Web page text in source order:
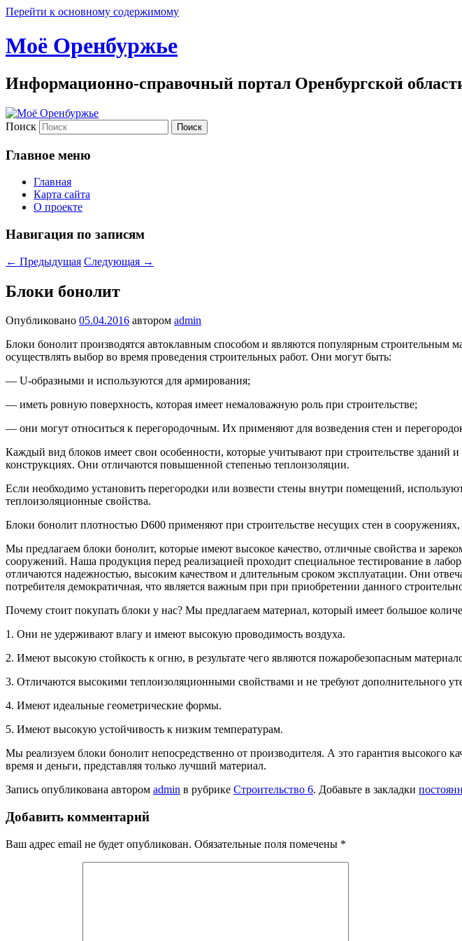
Перейти к основному содержимому
Моё Оренбуржье
Информационно-справочный портал Оренбургской
Поиск
Главное меню
Главная
Карта сайта
О проекте
Навигация по записям
← Предыдущая Следующая →
Блоки бонолит
Опубликовано 05.04.2016 автором admin
Блоки бонолит производятся автоклавным способом и являются популярным строительным
осуществлять выбор во время проведения строительных работ. Они могут быть:
— U-образными и используются для армирования;
— иметь ровную поверхность, которая имеет немаловажную роль при строительстве;
— они могут относиться к перегородочным. Их применяют для возведения стен и
Каждый вид блоков имеет свои особенности, которые учитывают при строительстве
конструкциях. Они отличаются повышенной степенью теплоизоляции.
Если необходимо установить перегородки или возвести стены внутри помещений,
теплоизоляционные свойства.
Блоки бонолит плотностью D600 применяют при строительстве несущих стен в
Мы предлагаем блоки бонолит, которые имеют высокое качество, отличные свойства и
сооружений. Наша продукция перед реализацией проходит специальное тестирование в
отличаются надежностью, высоким качеством и длительным сроком эксплуатации. Они
потребителя демократичная, что является важным при при приобретении данного
Почему стоит покупать блоки у нас? Мы предлагаем материал, который имеет большое
1. Они не удерживают влагу и имеют высокую проводимость воздуха.
2. Имеют высокую стойкость к огню, в результате чего являются пожаробезопасным
3. Отличаются высокими теплоизоляционными свойствами и не требуют дополнительного
4. Имеют идеальные геометрические формы.
5. Имеют высокую устойчивость к низким температурам.
Мы реализуем блоки бонолит непосредственно от производителя. А это гарантия высокого
время и деньги, представляя только лучший материал.
Запись опубликована автором admin в рубрике Строительство 6. Добавьте в закладки
Добавить комментарий
Ваш адрес email не будет опубликован. Обязательные поля помечены *